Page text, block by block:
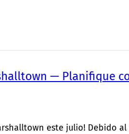
— Planifique
este julio! Debido